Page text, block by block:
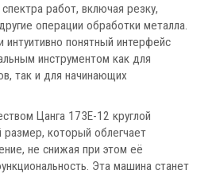
работ, включая резку,
операции обработки металла.
интуитивно понятный интерфейс
инструментом как для
так и для начинающих
Цанга 173E-12 круглой
размер, который облегчает
не снижая при этом её
Эта машина станет